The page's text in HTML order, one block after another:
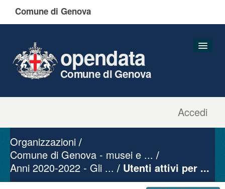
Comune di Genova
Accedi
opendata
Comune di Genova
Gruppi
Informazioni
Organizzazioni
Comune di Genova - musei e ...
Anni 2020-2022 - Gli ...
Utenti attivi per ...